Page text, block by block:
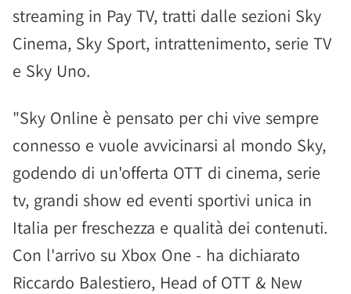
streaming in Pay TV, tratti dalle sezioni Sky
Cinema, Sky Sport, intrattenimento, serie TV
e Sky Uno.
"Sky Online è pensato per chi vive sempre
connesso e vuole avvicinarsi al mondo Sky,
godendo di un'offerta OTT di cinema, serie
tv, grandi show ed eventi sportivi unica in
Italia per freschezza e qualità dei contenuti.
Con l'arrivo su Xbox One - ha dichiarato
Riccardo Balestiero, Head of OTT & New